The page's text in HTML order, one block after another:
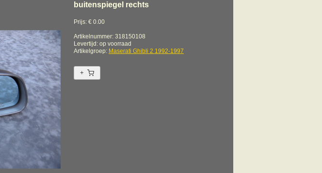
buitenspiegel rechts
Prijs: € 0.00
Artikelnummer: 318150108
Levertijd: op voorraad
Artikelgroep: Maserati Ghibli 2 1992-1997
+